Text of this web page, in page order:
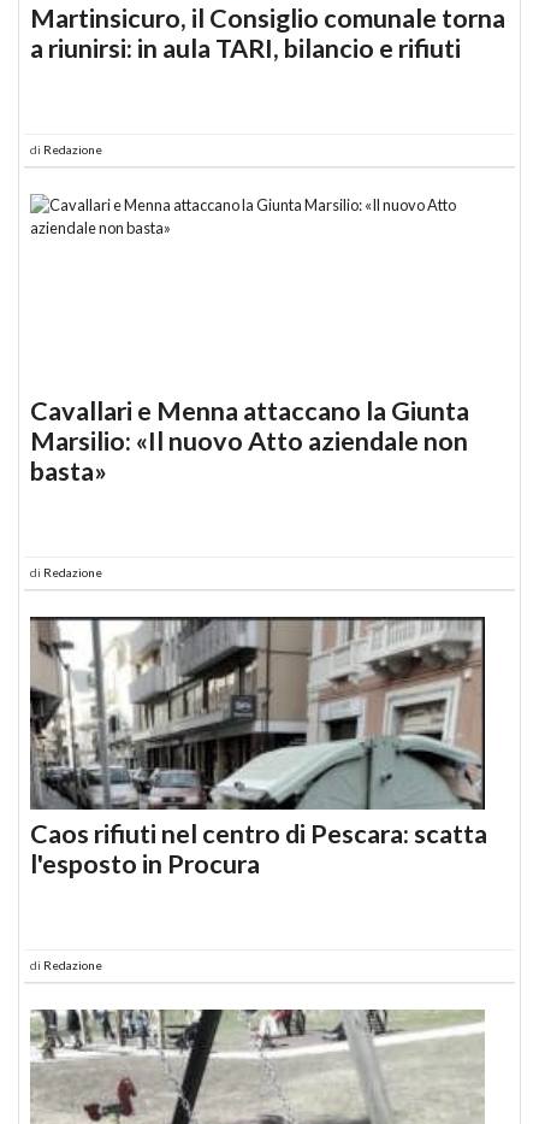
Martinsicuro, il Consiglio comunale torna
a riunirsi: in aula TARI, bilancio e rifiuti
di Redazione
Cavallari e Menna attaccano la Giunta
Marsilio: «Il nuovo Atto aziendale non
basta»
di Redazione
Caos rifiuti nel centro di Pescara: scatta
l'esposto in Procura
di Redazione